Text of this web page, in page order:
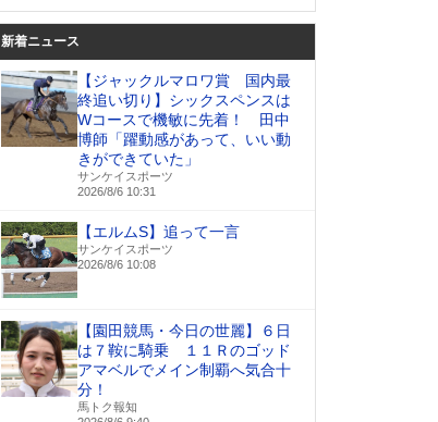
新着ニュース
【ジャックルマロワ賞 国内最
終追い切り】シックスペンスは
Wコースで機敏に先着！ 田中
博師「躍動感があって、いい動
きができていた」
サンケイスポーツ
2026/8/6 10:31
【エルムS】追って一言
サンケイスポーツ
2026/8/6 10:08
【園田競馬・今日の世麗】６日
は７鞍に騎乗 １１Ｒのゴッド
アマベルでメイン制覇へ気合十
分！
馬トク報知